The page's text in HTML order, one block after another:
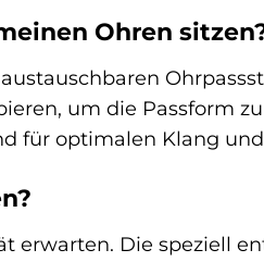
Ohren
um die Passform
für optimalen Klang
erwarten. Die speziell